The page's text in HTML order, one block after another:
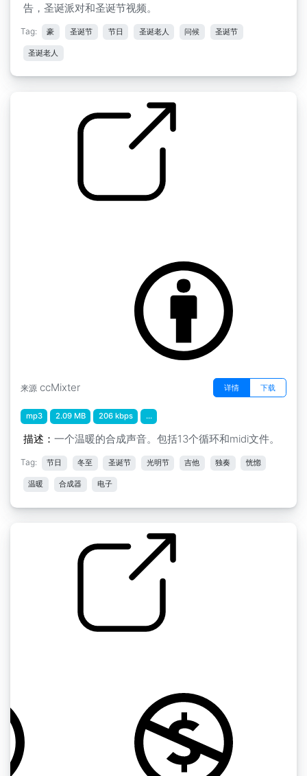
告，圣诞派对和圣诞节视频。
Tag: 豪 圣诞节 节日 圣诞老人 问候 圣诞节
圣诞老人
来源 ccMixter 详情 下载
mp3 2.09 MB 206 kbps ...
描述： 一个温暖的合成声音。包括13个循环和midi文件。
Tag: 节日 冬至 圣诞节 光明节 吉他 独奏 恍惚
温暖 合成器 电子